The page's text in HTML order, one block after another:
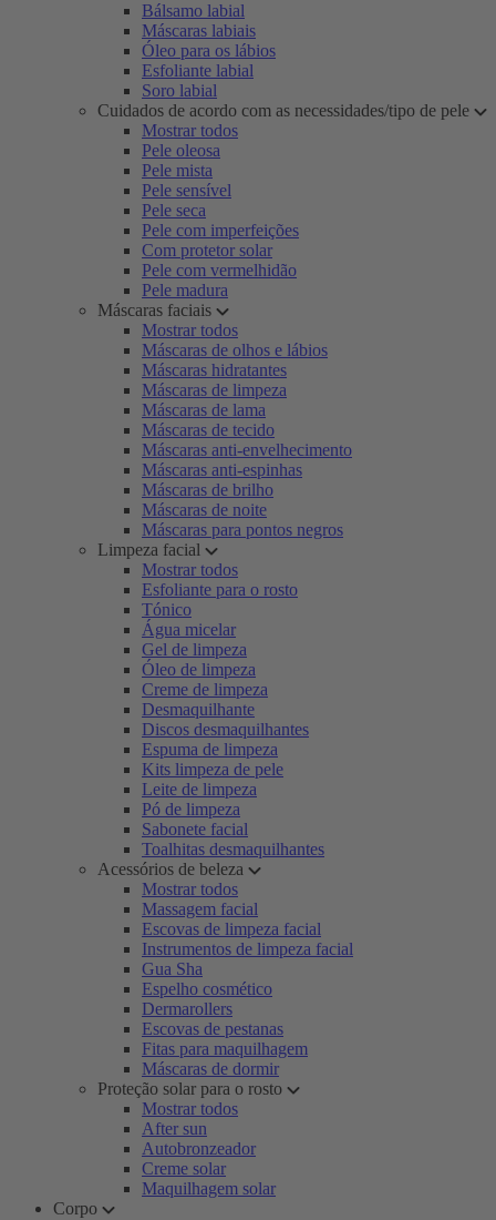
Bálsamo labial
Máscaras labiais
Óleo para os lábios
Esfoliante labial
Soro labial
Cuidados de acordo com as necessidades/tipo de pele
Mostrar todos
Pele oleosa
Pele mista
Pele sensível
Pele seca
Pele com imperfeições
Com protetor solar
Pele com vermelhidão
Pele madura
Máscaras faciais
Mostrar todos
Máscaras de olhos e lábios
Máscaras hidratantes
Máscaras de limpeza
Máscaras de lama
Máscaras de tecido
Máscaras anti-envelhecimento
Máscaras anti-espinhas
Máscaras de brilho
Máscaras de noite
Máscaras para pontos negros
Limpeza facial
Mostrar todos
Esfoliante para o rosto
Tónico
Água micelar
Gel de limpeza
Óleo de limpeza
Creme de limpeza
Desmaquilhante
Discos desmaquilhantes
Espuma de limpeza
Kits limpeza de pele
Leite de limpeza
Pó de limpeza
Sabonete facial
Toalhitas desmaquilhantes
Acessórios de beleza
Mostrar todos
Massagem facial
Escovas de limpeza facial
Instrumentos de limpeza facial
Gua Sha
Espelho cosmético
Dermarollers
Escovas de pestanas
Fitas para maquilhagem
Máscaras de dormir
Proteção solar para o rosto
Mostrar todos
After sun
Autobronzeador
Creme solar
Maquilhagem solar
Corpo